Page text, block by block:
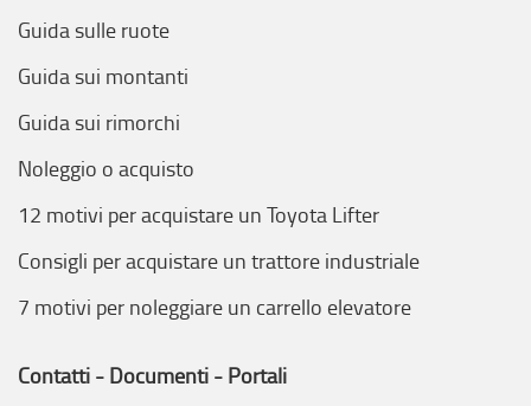
Guida sulle ruote
Guida sui montanti
Guida sui rimorchi
Noleggio o acquisto
12 motivi per acquistare un Toyota Lifter
Consigli per acquistare un trattore industriale
7 motivi per noleggiare un carrello elevatore
Contatti - Documenti - Portali